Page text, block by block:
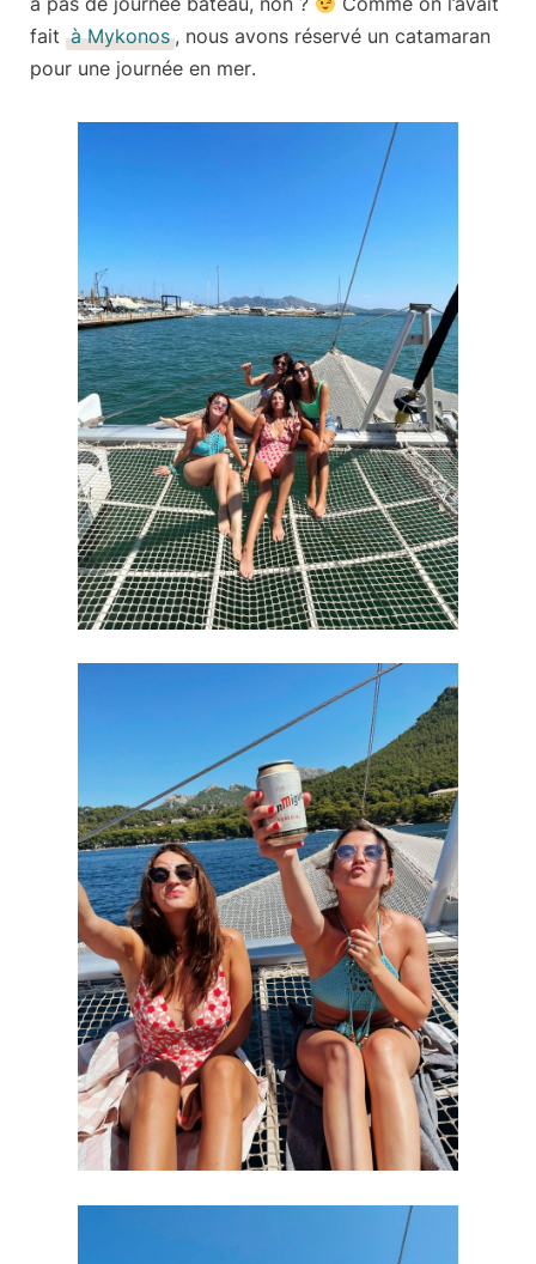
fait à Mykonos , nous avons réservé un catamaran
pour une journée en mer.